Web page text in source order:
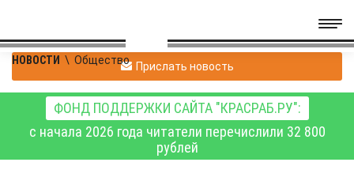
НОВОСТИ \ Общество Прислать новость
ФОНД ПОДДЕРЖКИ САЙТА "КРАСРАБ.РУ":
с начала 2026 года читатели перечислили 32 800
рублей